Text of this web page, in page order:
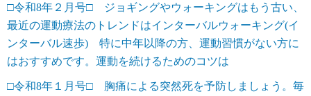
□令和8年２月号□ ジョギングやウォーキングはもう古い、
最近の運動療法のトレンドはインターバルウォーキング(イ
ンターバル速歩) 特に中年以降の方、運動習慣がない方に
はおすすめです。運動を続けるためのコツは
□令和8年１月号□ 胸痛による突然死を予防しましょう。毎